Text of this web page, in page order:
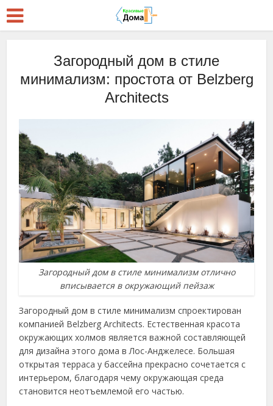
Загородный дом в стиле
минимализм: простота от Belzberg
Architects
Загородный дом в стиле минимализм отлично
вписывается в окружающий пейзаж
Загородный дом в стиле минимализм спроектирован
компанией Belzberg Architects. Естественная красота
окружающих холмов является важной составляющей
для дизайна этого дома в Лос-Анджелесе. Большая
открытая терраса у бассейна прекрасно сочетается с
интерьером, благодаря чему окружающая среда
становится неотъемлемой его частью.